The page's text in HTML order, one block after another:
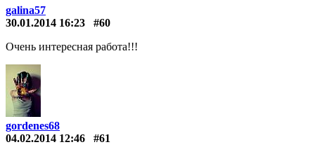
galina57
30.01.2014 16:23
#60
Очень интересная работа!!!
gordenes68
04.02.2014 12:46
#61